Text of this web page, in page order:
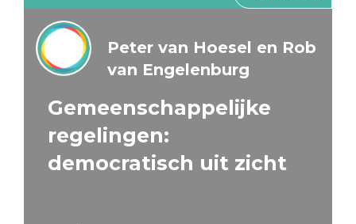
Peter van Hoesel en Rob
van Engelenburg
Gemeenschappelijke
regelingen:
democratisch uit zicht